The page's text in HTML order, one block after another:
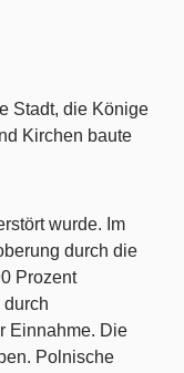
Stadt, die Könige
Kirchen baute
wurde. Im
durch die
Prozent
durch
Einnahme. Die
Polnische